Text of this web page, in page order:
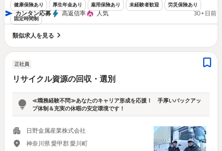
健康保険あり 厚生年金あり 雇用保険あり 未経験者歓迎 労災保険あり
固定時間制
カンタン応募 高返信率 人気 30+日前
類似求人を見る
正社員
リサイクル資源の回収・選別
≪職務経験不問≫あなたのキャリア形成を応援！ 手厚いバックアッ
プ体制＆充実の休暇の安定環境です！
日野金属産業株式会社
神奈川県 愛甲郡 愛川町